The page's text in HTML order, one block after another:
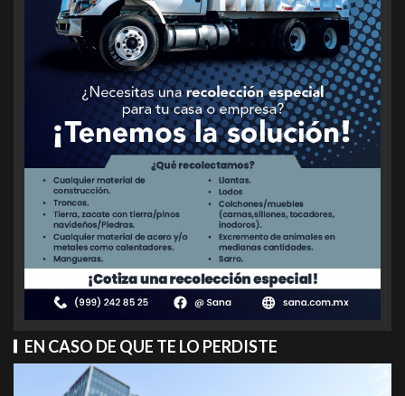
EN CASO DE QUE TE LO PERDISTE